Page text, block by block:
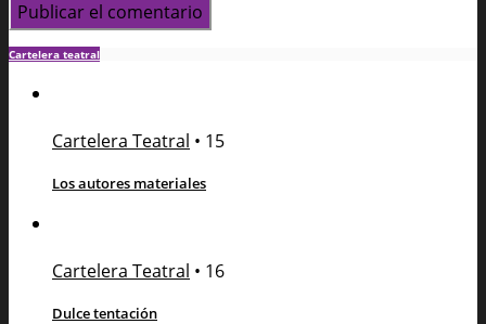
Cartelera teatral
Cartelera Teatral • 15
Los autores materiales
Cartelera Teatral • 16
Dulce tentación